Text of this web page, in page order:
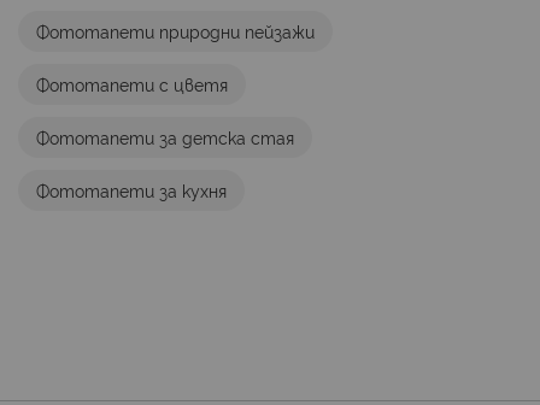
Фототапети природни пейзажи
Фототапети с цветя
Фототапети за детска стая
Фототапети за кухня